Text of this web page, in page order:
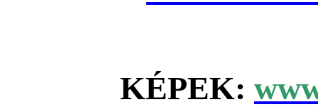
KÉPEK: